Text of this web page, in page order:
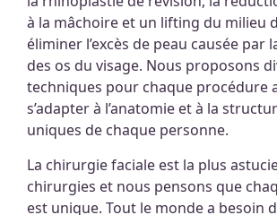
à la mâchoire et un lifting du milieu
éliminer l’excès de peau causée par
des os du visage. Nous proposons
techniques pour chaque procédure
s’adapter à l’anatomie et à la
uniques de chaque personne.
La chirurgie faciale est la plus
chirurgies et nous pensons que
est unique. Tout le monde a besoin